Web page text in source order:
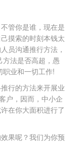
管你是谁，现在是
摸索的时刻本钱太
员沟通推行方法，
法是否高超，愚
业和一切工作!
行的方法来开展业
户，因而，中小企
在你大面积进行了
果呢？我们为你预